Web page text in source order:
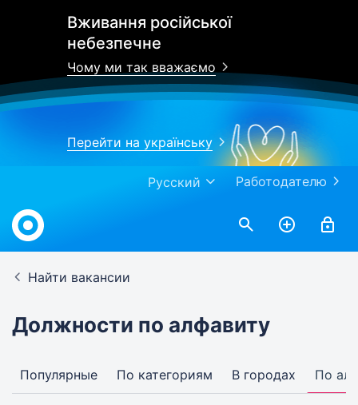
Вживання російської
небезпечне
Чому ми так вважаємо
Перейти на українську
Работодателю
Русский
Найти вакансии
Должности по алфавиту
Популярные По категориям В городах По